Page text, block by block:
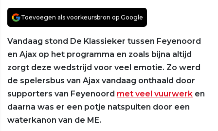
Toevoegen als voorkeursbron op Google
Vandaag stond De Klassieker tussen Feyenoord
en Ajax op het programma en zoals bijna altijd
zorgt deze wedstrijd voor veel emotie. Zo werd
de spelersbus van Ajax vandaag onthaald door
supporters van Feyenoord met veel vuurwerk en
daarna was er een potje natspuiten door een
waterkanon van de ME.